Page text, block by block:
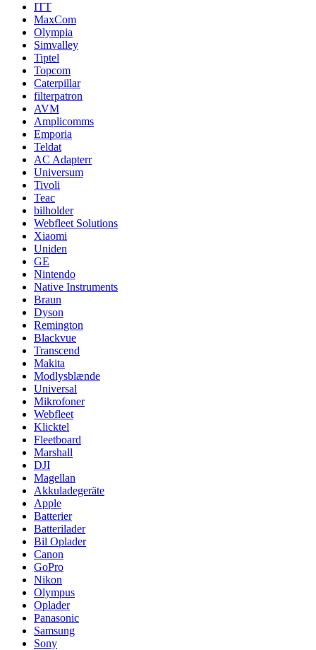
ITT
MaxCom
Olympia
Simvalley
Tiptel
Topcom
Caterpillar
filterpatron
AVM
Amplicomms
Emporia
Teldat
AC Adapterr
Universum
Tivoli
Teac
bilholder
Webfleet Solutions
Xiaomi
Uniden
GE
Nintendo
Native Instruments
Braun
Dyson
Remington
Blackvue
Transcend
Makita
Modlysblænde
Universal
Mikrofoner
Webfleet
Klicktel
Fleetboard
Marshall
DJI
Magellan
Akkuladegeräte
Apple
Batterier
Batterilader
Bil Oplader
Canon
GoPro
Nikon
Olympus
Oplader
Panasonic
Samsung
Sony